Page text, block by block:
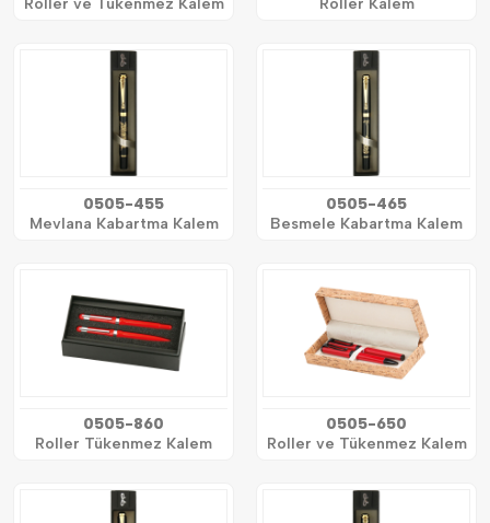
0505-455
Mevlana Kabartma Kalem
0505-465
Besmele Kabartma Kalem
0505-860
Roller Tükenmez Kalem
0505-650
Roller ve Tükenmez Kalem